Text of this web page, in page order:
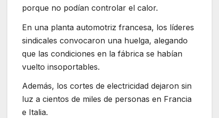
porque no podían controlar el calor.
En una planta automotriz francesa, los líderes
sindicales convocaron una huelga, alegando
que las condiciones en la fábrica se habían
vuelto insoportables.
Además, los cortes de electricidad dejaron sin
luz a cientos de miles de personas en Francia
e Italia.